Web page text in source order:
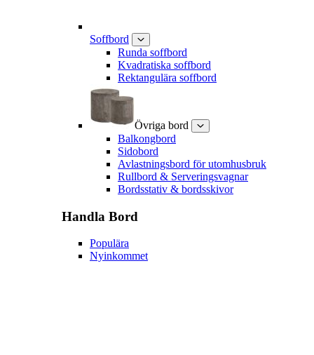
Soffbord
Runda soffbord
Kvadratiska soffbord
Rektangulära soffbord
Övriga bord
Balkongbord
Sidobord
Avlastningsbord för utomhusbruk
Rullbord & Serveringsvagnar
Bordsstativ & bordsskivor
Handla Bord
Populära
Nyinkommet